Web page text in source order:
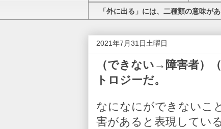
「外に出る」には、二種類の意味が
2021年7月31日土曜日
（できない→障害者
トロジーだ。
なになにができないこ
害があると表現してい